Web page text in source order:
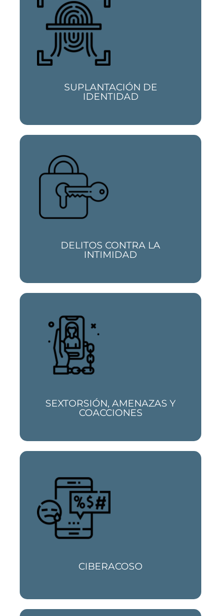
SUPLANTACIÓN DE
IDENTIDAD
Si necesitas un abogado experto en robos
de datos y suplantación de identidad
cuenta con nosotros
DELITOS CONTRA LA
INTIMIDAD
El derecho al honor, intimidad y propia
imagen, así como la protección de datos
personales son nuestra especialidad
SEXTORSIÓN, AMENAZAS Y
COACCIONES
Estos delitos pluriofensivos que atentan,
entre otros derechos, contra la libertad
están en auge. Sabemos como ayudarte
CIBERACOSO
Te ayudamos si han creado un perfil falso
con tu identidad o sufres cualquier tipo de
ciberacoso